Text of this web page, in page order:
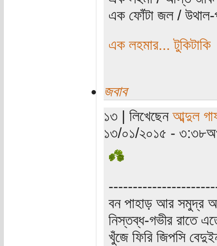
এক ফোঁটা জল /
এক লহমার... টুকিটাকি
জবাব
১৩ | লিখেছেন আব্দুল
১৩/০১/২০১৫ -
বন পাহাড় আর সমুদ্র
নিস্তব্ধ-গভীর রাতে
খুঁজে ফিরি জিপসি